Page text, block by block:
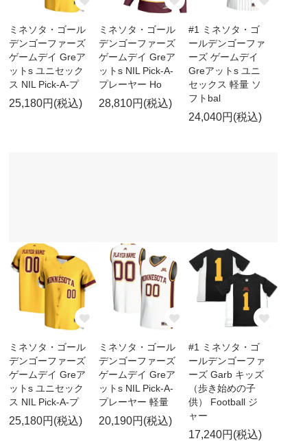
ミネソタ・ゴール
デンゴーファーズ
ゲームデイ Greア
ットs ユニセック
ス NIL Pick-A-プ
25,180円(税込)
ミネソタ・ゴール
デンゴーファーズ
ゲームデイ Greア
ットs NIL Pick-A-
プレーヤー Ho
28,810円(税込)
#1 ミネソタ・ゴ
ールデンゴーファ
ーズ ゲームデイ
Greアットs ユニ
セックス 軽量 ソ
フトbal
24,040円(税込)
ミネソタ・ゴール
デンゴーファーズ
ゲームデイ Greア
ットs ユニセック
ス NIL Pick-A-プ
25,180円(税込)
ミネソタ・ゴール
デンゴーファーズ
ゲームデイ Greア
ットs NIL Pick-A-
プレーヤー 軽量
20,190円(税込)
#1 ミネソタ・ゴ
ールデンゴーファ
ーズ Garb キッズ
（歩き始めの子
供） Football ジ
ャー
17,240円(税込)